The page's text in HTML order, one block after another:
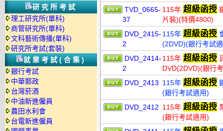
研究所考試
理工研究所(單科)
商管研究所(單科)
文科藝術傳播(單科)
研究所考試(套裝)
就業考試(合集)
銀行考試
中華郵政
台灣菸酒
中油新進僱員
農田水利會
台電新進僱員
TVD_0665-
37
115年 超級函授
片裝)(特價4800)
DVD_2415-
2
115年 超級函授
(2DVD)(銀行考試
DVD_2414-
2
115年 超級函授
DVD(2DVD)(銀行
DVD_2413 115年 超級函授
(銀行考試適用)
DVD_2412 115年 超級函授
(銀行考試適用)